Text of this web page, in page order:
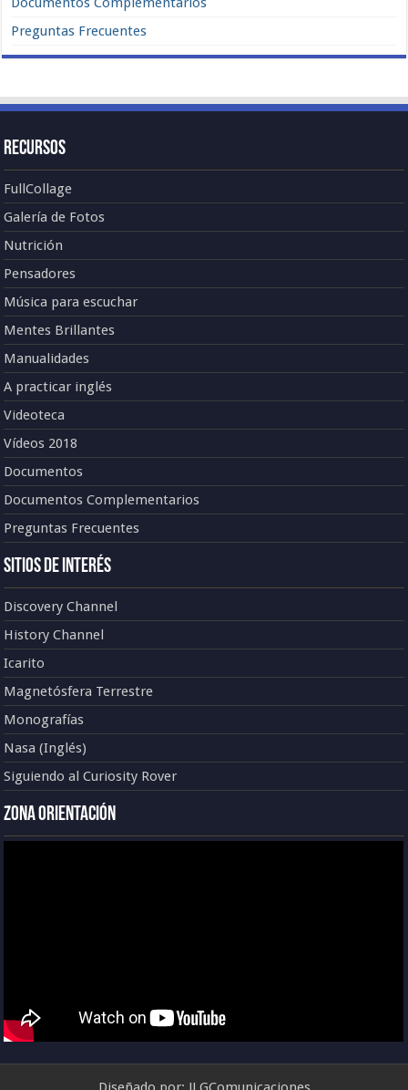
Preguntas Frecuentes
Recursos
FullCollage
Galería de Fotos
Nutrición
Pensadores
Música para escuchar
Mentes Brillantes
Manualidades
A practicar inglés
Videoteca
Vídeos 2018
Documentos
Documentos Complementarios
Preguntas Frecuentes
Sitios de Interés
Discovery Channel
History Channel
Icarito
Magnetósfera Terrestre
Monografías
Nasa (Inglés)
Siguiendo al Curiosity Rover
Zona Orientación